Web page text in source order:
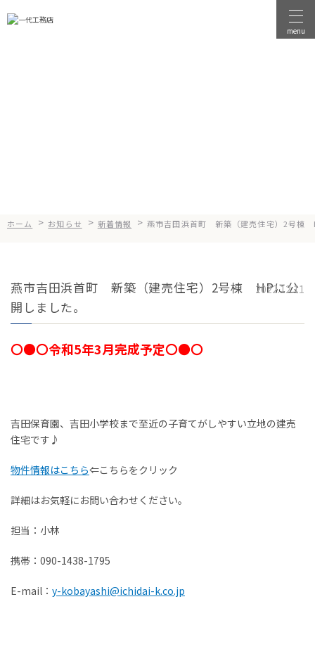
企業方針
コンセプト
選ばれる理由
物件に関する
お問い合わせはこちらから
受付時間：9:00～18:00（土日祝 年末年始除く）
menu
ホーム > お知らせ > 新着情報 > 燕市吉田浜首町 新築（建売住宅）2号棟
燕市吉田浜首町 新築（建売住宅）2号棟 HPに公
開しました。
2022.12.11
〇●〇令和5年3月完成予定〇●〇
吉田保育園、吉田小学校まで至近の子育てがしやすい立地の建売
住宅です♪
物件情報はこちら⇐こちらをクリック
詳細はお気軽にお問い合わせください。
担当：小林
携帯：090-1438-1795
E-mail： y-kobayashi@ichidai-k.co.jp